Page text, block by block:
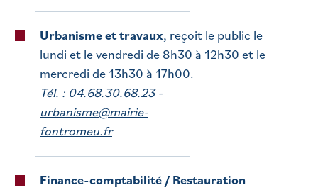
Urbanisme et travaux, reçoit le public le
lundi et le vendredi de 8h30 à 12h30 et le
mercredi de 13h30 à 17h00.
Tél. : 04.68.30.68.23 -
urbanisme@mairie-
fontromeu.fr
Finance-comptabilité / Restauration